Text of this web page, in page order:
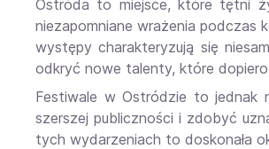
Ostróda to miejsce, które tętni
niezapomniane wrażenia
występy charakteryzują się
odkryć nowe talenty, które
Festiwale w Ostródzie to jednak
szerszej publiczności i zdobyć
tych wydarzeniach to doskonała